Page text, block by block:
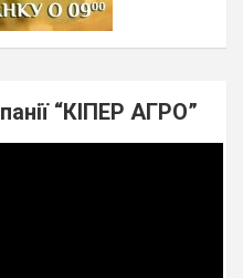
“КІПЕР АГРО”